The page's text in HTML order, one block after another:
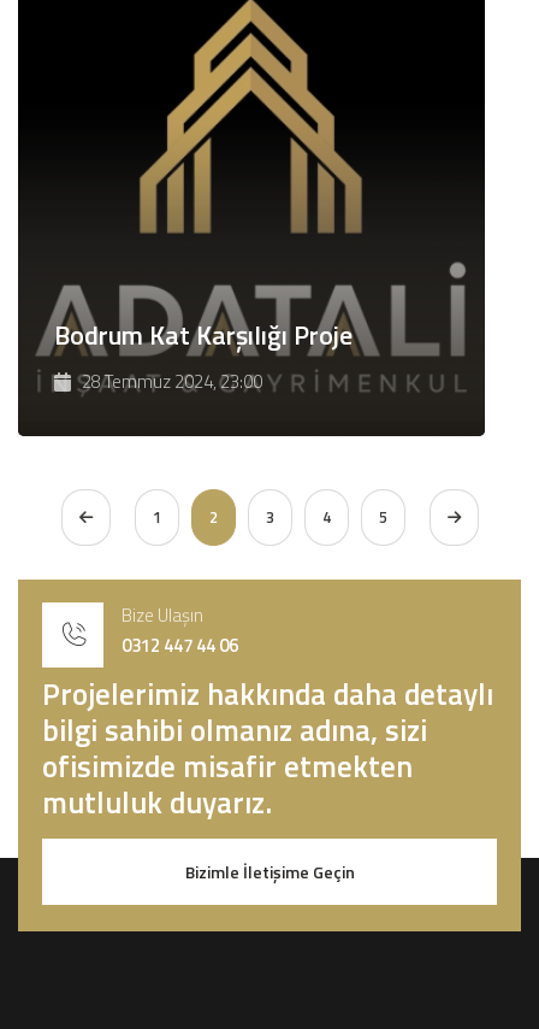
Bodrum Kat Karşılığı Proje
28 Temmuz 2024, 23:00
1 2 3 4 5
Bize Ulaşın
0312 447 44 06
Projelerimiz hakkında daha detaylı
bilgi sahibi olmanız adına, sizi
ofisimizde misafir etmekten
mutluluk duyarız.
Bizimle İletişime Geçin